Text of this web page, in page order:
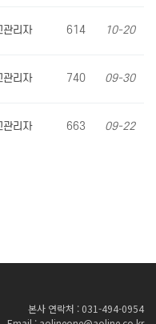
관리자 614 10-20
관리자 740 09-30
관리자 663 09-22
본사 연락처 : 031-494-0954